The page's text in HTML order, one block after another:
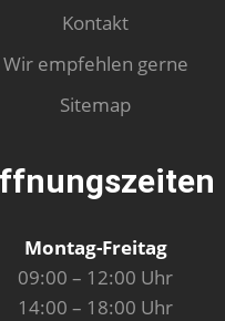
Kontakt
Wir empfehlen gerne
Sitemap
Montag-Freitag
09:00 – 12:00 Uhr
14:00 – 18:00 Uhr